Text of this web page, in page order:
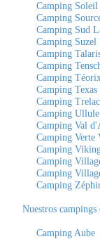
Camping Soleil
Camping
Camping Sud
Camping Suzel
Camping
Camping
Camping
Camping Texas
Camping
Camping Ullule
Camping Val
Camping Verte
Camping
Camping
Camping
Camping
Nuestros campings
Camping Aube